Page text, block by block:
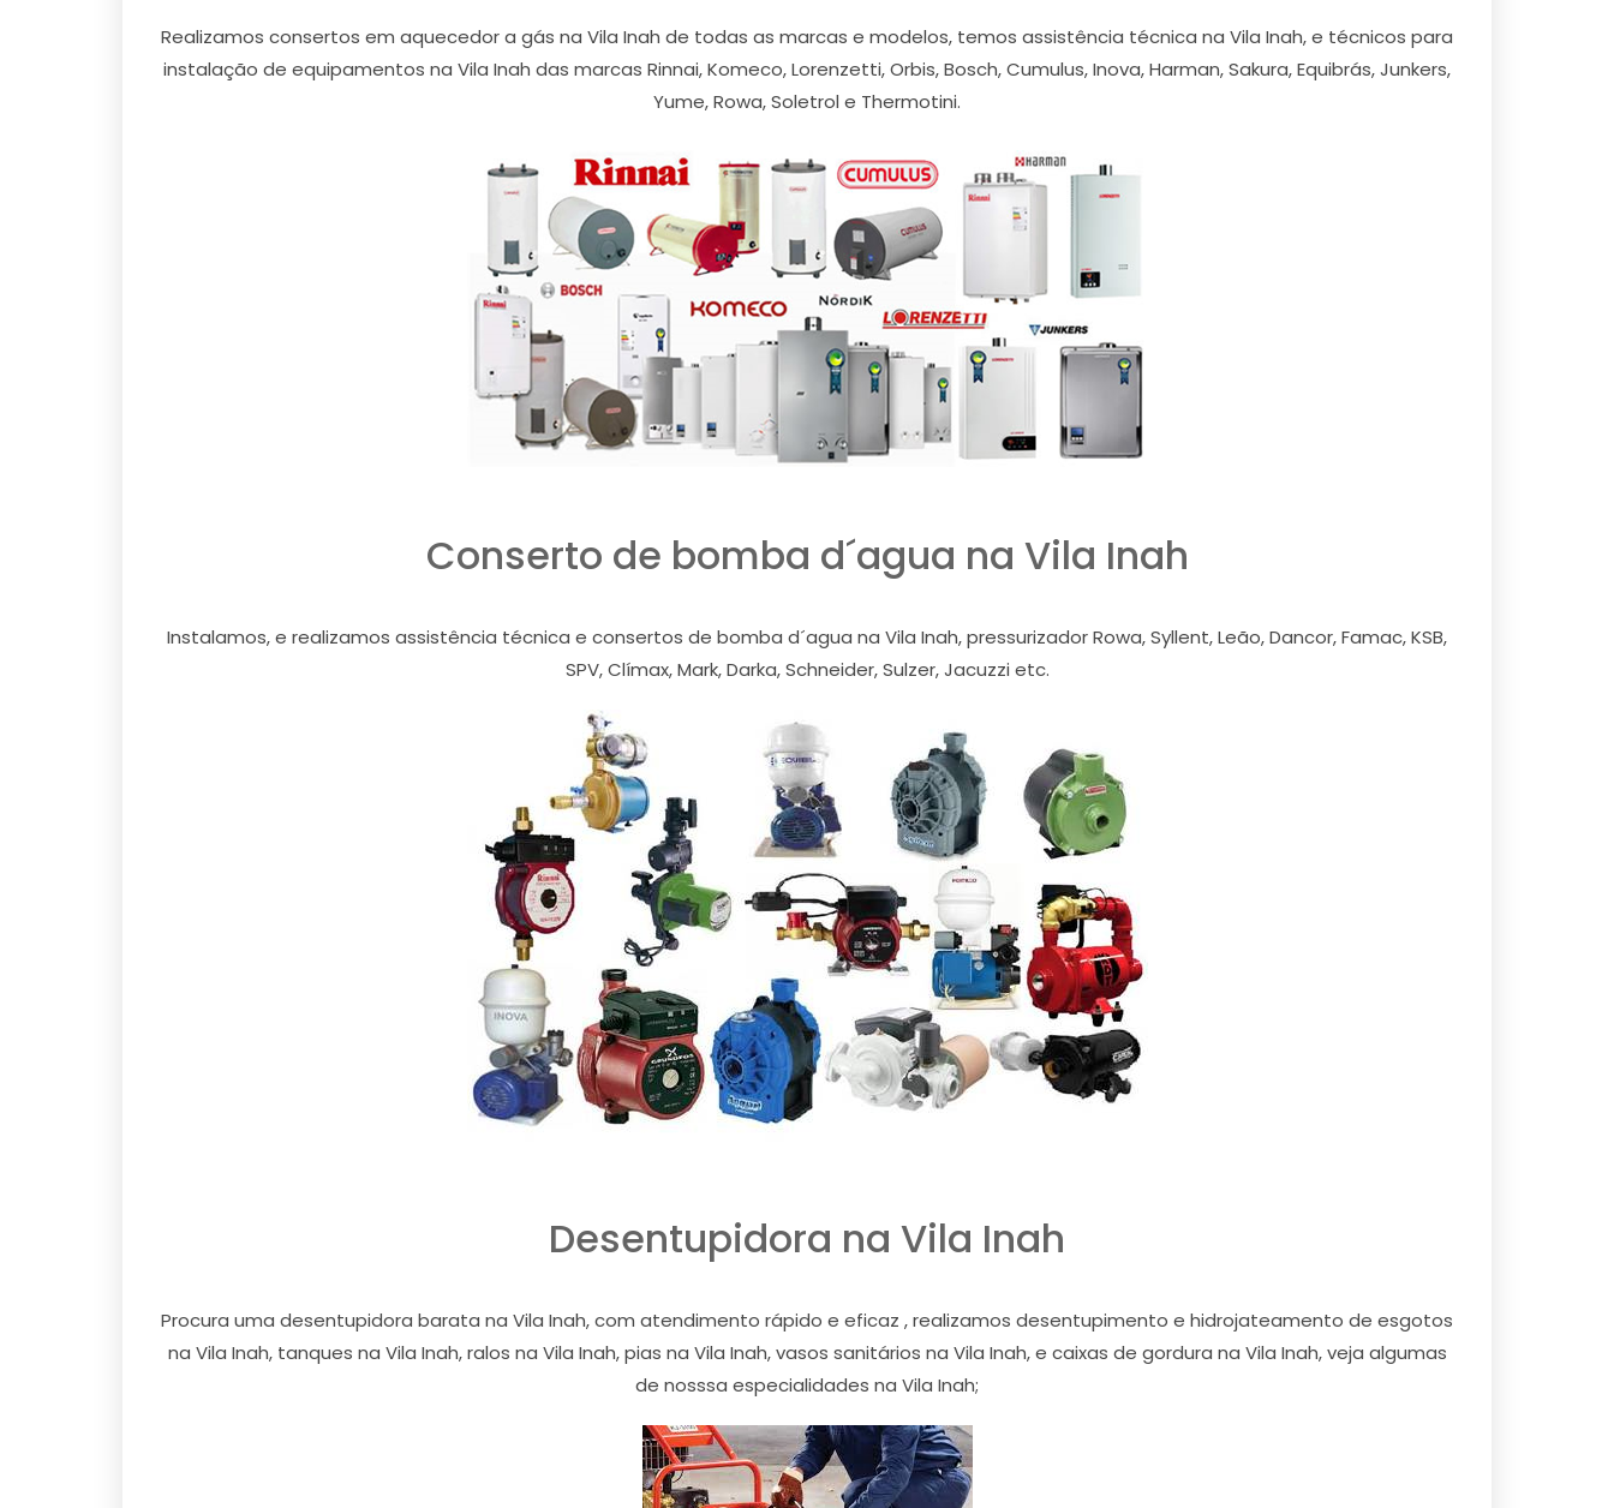
Realizamos consertos em aquecedor a gás na Vila Inah de todas as marcas e modelos, temos assistência técnica na Vila Inah, e técnicos para
instalação de equipamentos na Vila Inah das marcas Rinnai, Komeco, Lorenzetti, Orbis, Bosch, Cumulus, Inova, Harman, Sakura, Equibrás, Junkers,
Yume, Rowa, Soletrol e Thermotini.
Conserto de bomba d´agua na Vila Inah
Instalamos, e realizamos assistência técnica e consertos de bomba d´agua na Vila Inah, pressurizador Rowa, Syllent, Leão, Dancor, Famac, KSB,
SPV, Clímax, Mark, Darka, Schneider, Sulzer, Jacuzzi etc.
Desentupidora na Vila Inah
Procura uma desentupidora barata na Vila Inah, com atendimento rápido e eficaz , realizamos desentupimento e hidrojateamento de esgotos
na Vila Inah, tanques na Vila Inah, ralos na Vila Inah, pias na Vila Inah, vasos sanitários na Vila Inah, e caixas de gordura na Vila Inah, veja algumas
de nosssa especialidades na Vila Inah;